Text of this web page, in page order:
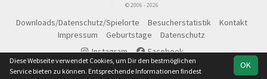
© 2006 - 2026
Downloads/Datenschutz/Spielorte Besucherstatistik
Kontakt
Impressum
Geburtstage
Datenschutz
Instagram
Facebook
OK
Diese Webseite verwendet Cookies, um Dir den bestmöglichen
Service bieten zu können. Entsprechende Informationen findest